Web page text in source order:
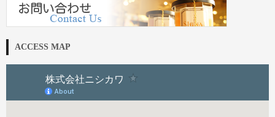
ACCESS MAP